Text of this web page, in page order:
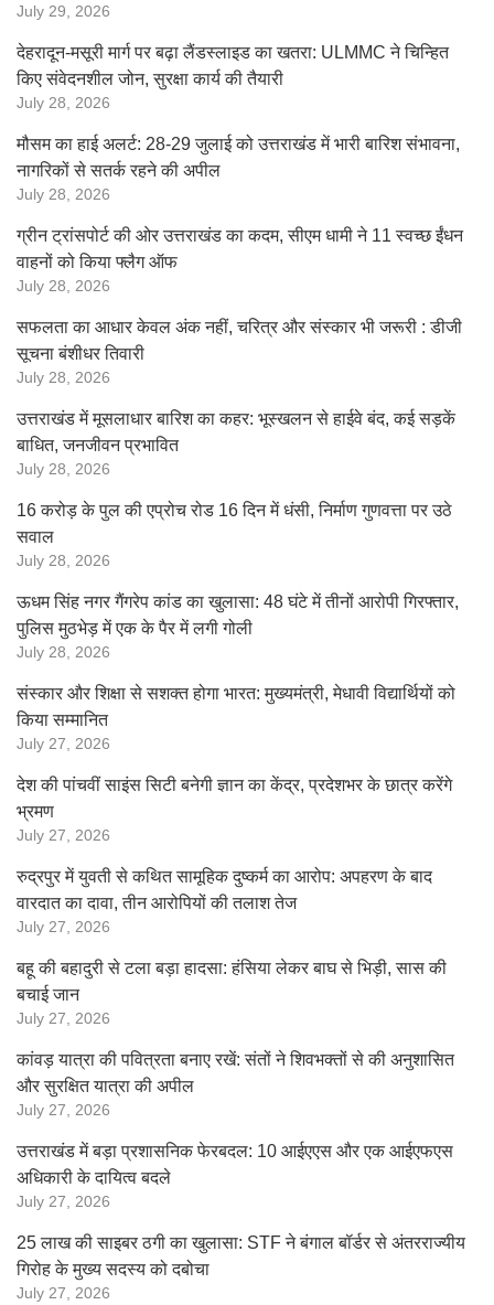
July 29, 2026
देहरादून-मसूरी मार्ग पर बढ़ा लैंडस्लाइड का खतरा: ULMMC ने चिन्हित
किए संवेदनशील जोन, सुरक्षा कार्य की तैयारी
July 28, 2026
मौसम का हाई अलर्ट: 28-29 जुलाई को उत्तराखंड में भारी बारिश संभावना,
नागरिकों से सतर्क रहने की अपील
July 28, 2026
ग्रीन ट्रांसपोर्ट की ओर उत्तराखंड का कदम, सीएम धामी ने 11 स्वच्छ ईंधन
वाहनों को किया फ्लैग ऑफ
July 28, 2026
सफलता का आधार केवल अंक नहीं, चरित्र और संस्कार भी जरूरी : डीजी
सूचना बंशीधर तिवारी
July 28, 2026
उत्तराखंड में मूसलाधार बारिश का कहर: भूस्खलन से हाईवे बंद, कई सड़कें
बाधित, जनजीवन प्रभावित
July 28, 2026
16 करोड़ के पुल की एप्रोच रोड 16 दिन में धंसी, निर्माण गुणवत्ता पर उठे
सवाल
July 28, 2026
ऊधम सिंह नगर गैंगरेप कांड का खुलासा: 48 घंटे में तीनों आरोपी गिरफ्तार,
पुलिस मुठभेड़ में एक के पैर में लगी गोली
July 28, 2026
संस्कार और शिक्षा से सशक्त होगा भारत: मुख्यमंत्री, मेधावी विद्यार्थियों को
किया सम्मानित
July 27, 2026
देश की पांचवीं साइंस सिटी बनेगी ज्ञान का केंद्र, प्रदेशभर के छात्र करेंगे
भ्रमण
July 27, 2026
रुद्रपुर में युवती से कथित सामूहिक दुष्कर्म का आरोप: अपहरण के बाद
वारदात का दावा, तीन आरोपियों की तलाश तेज
July 27, 2026
बहू की बहादुरी से टला बड़ा हादसा: हंसिया लेकर बाघ से भिड़ी, सास की
बचाई जान
July 27, 2026
कांवड़ यात्रा की पवित्रता बनाए रखें: संतों ने शिवभक्तों से की अनुशासित
और सुरक्षित यात्रा की अपील
July 27, 2026
उत्तराखंड में बड़ा प्रशासनिक फेरबदल: 10 आईएएस और एक आईएफएस
अधिकारी के दायित्व बदले
July 27, 2026
25 लाख की साइबर ठगी का खुलासा: STF ने बंगाल बॉर्डर से अंतरराज्यीय
गिरोह के मुख्य सदस्य को दबोचा
July 27, 2026